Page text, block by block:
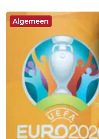
Algemeen